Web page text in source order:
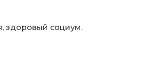
здоровый социум.